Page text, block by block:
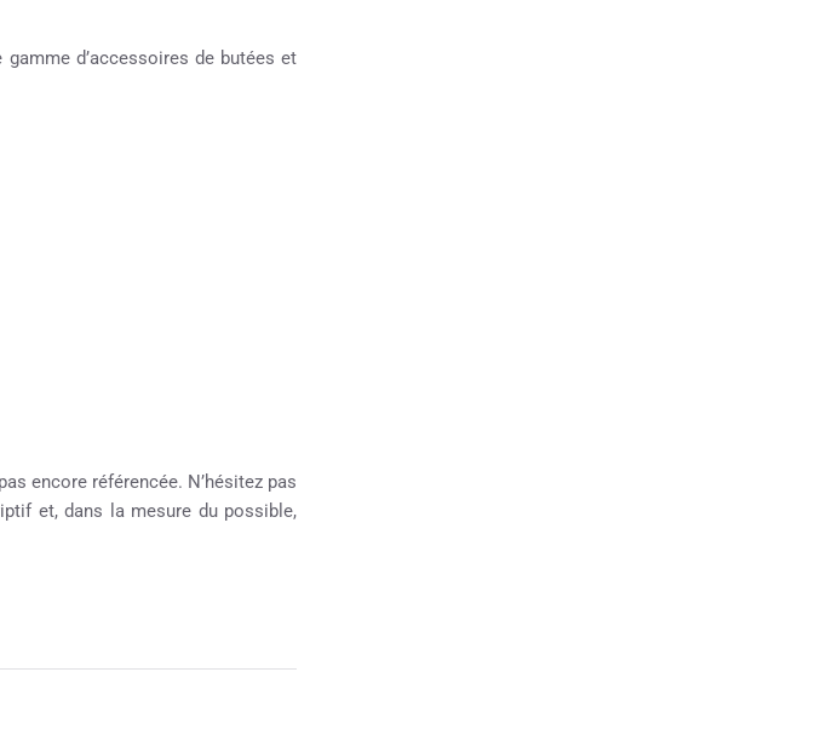
d’accessoires de butées et
encore référencée. N’hésitez pas
et, dans la mesure du possible,